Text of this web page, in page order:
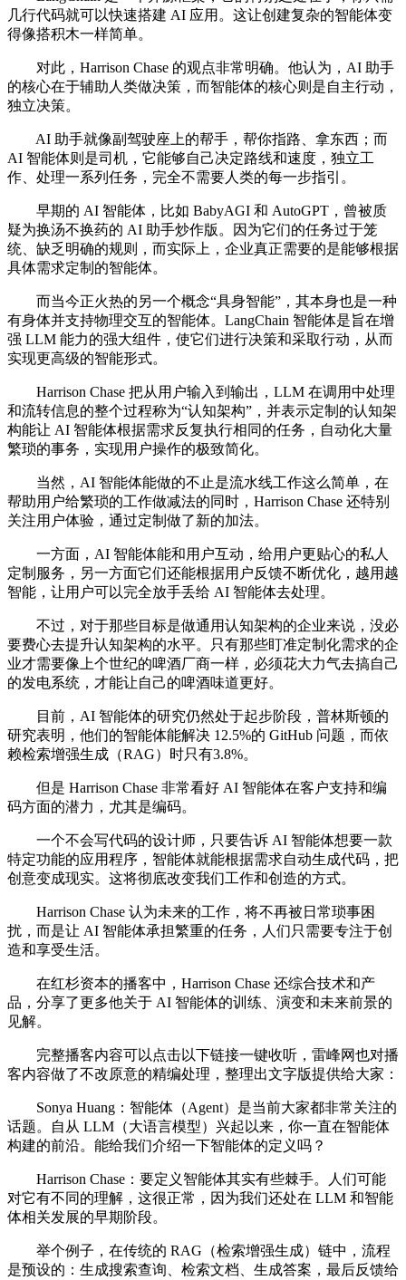
几行代码就可以快速搭建 AI 应用。这让创建复杂的智能体变
得像搭积木一样简单。
对此，Harrison Chase 的观点非常明确。他认为，AI 助手
的核心在于辅助人类做决策，而智能体的核心则是自主行动，
独立决策。
AI 助手就像副驾驶座上的帮手，帮你指路、拿东西；而
AI 智能体则是司机，它能够自己决定路线和速度，独立工
作、处理一系列任务，完全不需要人类的每一步指引。
早期的 AI 智能体，比如 BabyAGI 和 AutoGPT，曾被质
疑为换汤不换药的 AI 助手炒作版。因为它们的任务过于笼
统、缺乏明确的规则，而实际上，企业真正需要的是能够根据
具体需求定制的智能体。
而当今正火热的另一个概念“具身智能”，其本身也是一种
有身体并支持物理交互的智能体。LangChain 智能体是旨在增
强 LLM 能力的强大组件，使它们进行决策和采取行动，从而
实现更高级的智能形式。
Harrison Chase 把从用户输入到输出，LLM 在调用中处理
和流转信息的整个过程称为“认知架构”，并表示定制的认知架
构能让 AI 智能体根据需求反复执行相同的任务，自动化大量
繁琐的事务，实现用户操作的极致简化。
当然，AI 智能体能做的不止是流水线工作这么简单，在
帮助用户给繁琐的工作做减法的同时，Harrison Chase 还特别
关注用户体验，通过定制做了新的加法。
一方面，AI 智能体能和用户互动，给用户更贴心的私人
定制服务，另一方面它们还能根据用户反馈不断优化，越用越
智能，让用户可以完全放手丢给 AI 智能体去处理。
不过，对于那些目标是做通用认知架构的企业来说，没必
要费心去提升认知架构的水平。只有那些盯准定制化需求的企
业才需要像上个世纪的啤酒厂商一样，必须花大力气去搞自己
的发电系统，才能让自己的啤酒味道更好。
目前，AI 智能体的研究仍然处于起步阶段，普林斯顿的
研究表明，他们的智能体能解决 12.5%的 GitHub 问题，而依
赖检索增强生成（RAG）时只有3.8%。
但是 Harrison Chase 非常看好 AI 智能体在客户支持和编
码方面的潜力，尤其是编码。
一个不会写代码的设计师，只要告诉 AI 智能体想要一款
特定功能的应用程序，智能体就能根据需求自动生成代码，把
创意变成现实。这将彻底改变我们工作和创造的方式。
Harrison Chase 认为未来的工作，将不再被日常琐事困
扰，而是让 AI 智能体承担繁重的任务，人们只需要专注于创
造和享受生活。
在红杉资本的播客中，Harrison Chase 还综合技术和产
品，分享了更多他关于 AI 智能体的训练、演变和未来前景的
见解。
完整播客内容可以点击以下链接一键收听，雷峰网也对播
客内容做了不改原意的精编处理，整理出文字版提供给大家：
Sonya Huang：智能体（Agent）是当前大家都非常关注的
话题。自从 LLM（大语言模型）兴起以来，你一直在智能体
构建的前沿。能给我们介绍一下智能体的定义吗？
Harrison Chase：要定义智能体其实有些棘手。人们可能
对它有不同的理解，这很正常，因为我们还处在 LLM 和智能
体相关发展的早期阶段。
举个例子，在传统的 RAG（检索增强生成）链中，流程
是预设的：生成搜索查询、检索文档、生成答案，最后反馈给